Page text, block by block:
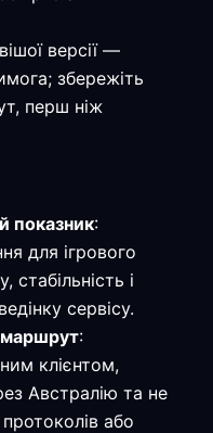
версії —
збережіть
перш ніж
показник:
для ігрового
і
сервісу.
маршрут:
клієнтом,
Австралію та не
або